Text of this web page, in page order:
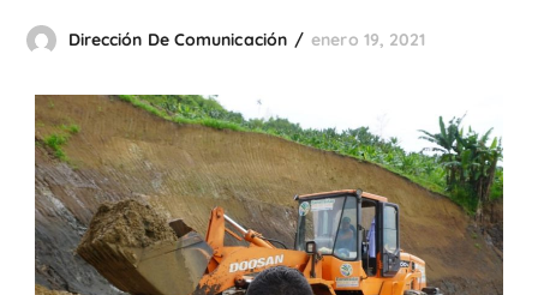
Dirección De Comunicación enero 19, 2021